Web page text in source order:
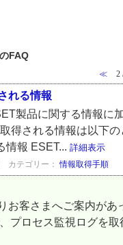
FAQ
≪ 2
れる情報
製品に関する情報に
得される情報は以下
情報 ESET... 詳細表示
カテゴリー：情報取得手順
お客さまへご案内が
プロセス監視ログを